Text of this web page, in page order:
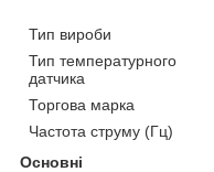
Тип вироби
Тип температурного
датчика
Торгова марка
Частота струму (Гц)
Основні